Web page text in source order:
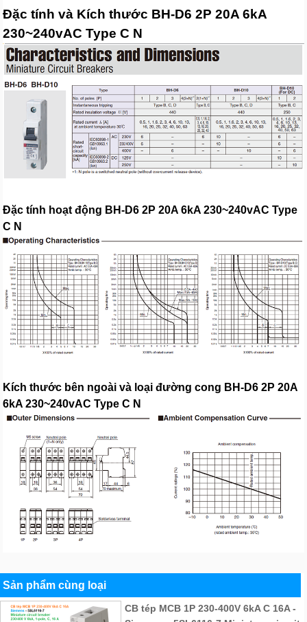
Đặc tính và Kích thước BH-D6 2P 20A 6kA
230~240vAC Type C N
Đặc tính hoạt động BH-D6 2P 20A 6kA 230~240vAC Type
C N
Kích thước bên ngoài và loại đường cong BH-D6 2P 20A
6kA 230~240vAC Type C N
Sản phẩm cùng loại
CB tép MCB 1P 230-400V 6kA C 16A -